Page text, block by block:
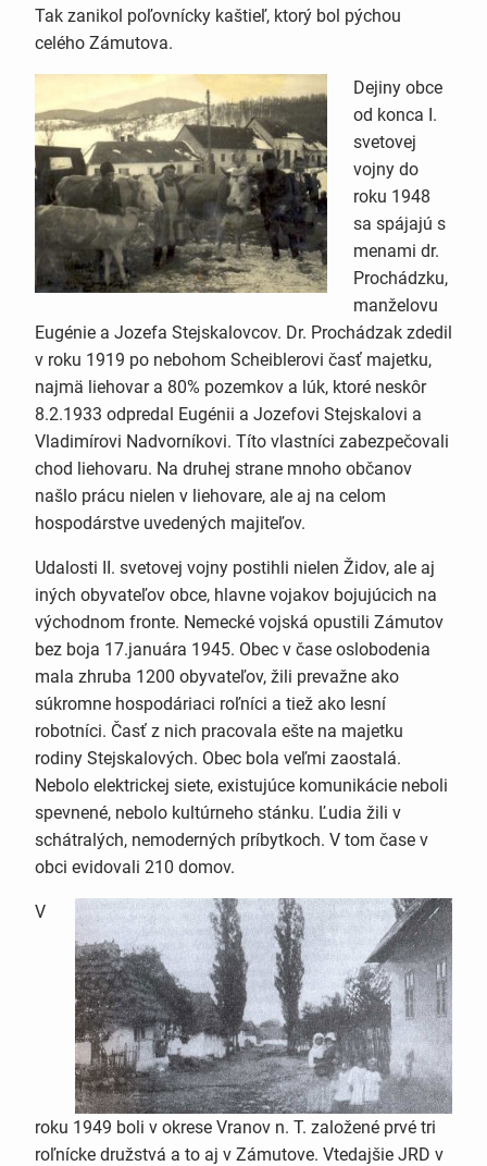
Tak zanikol poľovnícky kaštieľ, ktorý bol pýchou
celého Zámutova.
Dejiny obce
od konca I.
svetovej
vojny do
roku 1948
sa spájajú s
menami dr.
Prochádzku,
manželovu
Eugénie a Jozefa Stejskalovcov. Dr. Prochádzak zdedil
v roku 1919 po nebohom Scheiblerovi časť majetku,
najmä liehovar a 80% pozemkov a lúk, ktoré neskôr
8.2.1933 odpredal Eugénii a Jozefovi Stejskalovi a
Vladimírovi Nadvorníkovi. Títo vlastníci zabezpečovali
chod liehovaru. Na druhej strane mnoho občanov
našlo prácu nielen v liehovare, ale aj na celom
hospodárstve uvedených majiteľov.
Udalosti II. svetovej vojny postihli nielen Židov, ale aj
iných obyvateľov obce, hlavne vojakov bojujúcich na
východnom fronte. Nemecké vojská opustili Zámutov
bez boja 17.januára 1945. Obec v čase oslobodenia
mala zhruba 1200 obyvateľov, žili prevažne ako
súkromne hospodáriaci roľníci a tiež ako lesní
robotníci. Časť z nich pracovala ešte na majetku
rodiny Stejskalových. Obec bola veľmi zaostalá.
Nebolo elektrickej siete, existujúce komunikácie neboli
spevnené, nebolo kultúrneho stánku. Ľudia žili v
schátralých, nemoderných príbytkoch. V tom čase v
obci evidovali 210 domov.
V
roku 1949 boli v okrese Vranov n. T. založené prvé tri
roľnícke družstvá a to aj v Zámutove. Vtedajšie JRD v